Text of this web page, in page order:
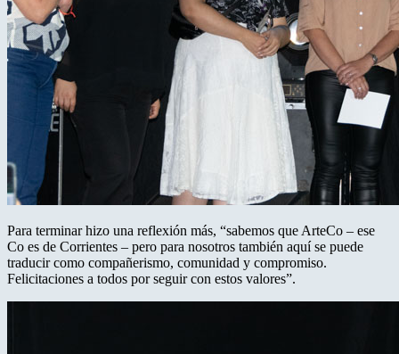
Para terminar hizo una reflexión más, “sabemos que ArteCo – ese
Co es de Corrientes – pero para nosotros también aquí se puede
traducir como compañerismo, comunidad y compromiso.
Felicitaciones a todos por seguir con estos valores”.